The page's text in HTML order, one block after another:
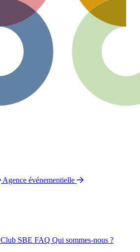
Agence événementielle
Club SBE FAQ Qui sommes-nous ?